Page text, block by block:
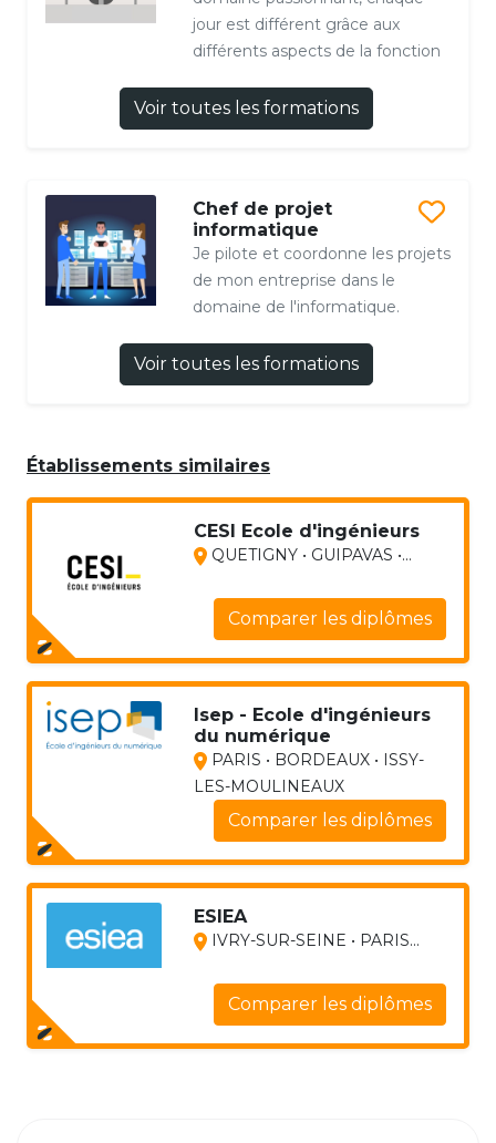
jour est différent grâce aux
différents aspects de la fonction
Voir toutes les formations
Chef de projet
informatique
Je pilote et coordonne les projets
de mon entreprise dans le
domaine de l'informatique.
Voir toutes les formations
Établissements similaires
CESI Ecole d'ingénieurs
QUETIGNY • GUIPAVAS •...
Comparer les diplômes
Isep - Ecole d'ingénieurs
du numérique
PARIS • BORDEAUX • ISSY-
LES-MOULINEAUX
Comparer les diplômes
ESIEA
IVRY-SUR-SEINE • PARIS...
Comparer les diplômes